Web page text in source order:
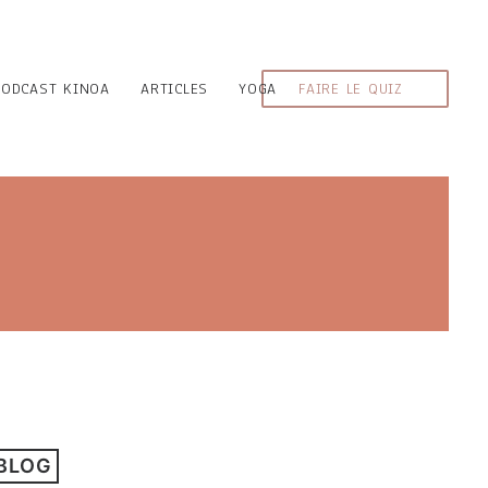
FAIRE LE QUIZ
KINOA ARTICLES YOGA